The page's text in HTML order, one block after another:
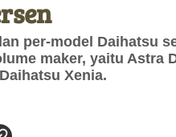
per-model Daihatsu
maker, yaitu Astra
Xenia.